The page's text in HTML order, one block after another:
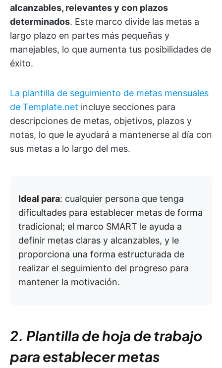
alcanzables, relevantes y con plazos
determinados. Este marco divide las metas a
largo plazo en partes más pequeñas y
manejables, lo que aumenta tus posibilidades de
éxito.
La plantilla de seguimiento de metas mensuales
de Template.net incluye secciones para
descripciones de metas, objetivos, plazos y
notas, lo que le ayudará a mantenerse al día con
sus metas a lo largo del mes.
Ideal para: cualquier persona que tenga
dificultades para establecer metas de forma
tradicional; el marco SMART le ayuda a
definir metas claras y alcanzables, y le
proporciona una forma estructurada de
realizar el seguimiento del progreso para
mantener la motivación.
2. Plantilla de hoja de trabajo
para establecer metas